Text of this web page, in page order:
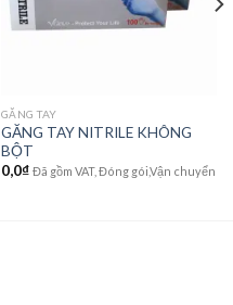
GĂNG TAY
GĂNG TAY NITRILE KHÔNG
BỘT
0,0₫ Đã gồm VAT, Đóng gói,Vận chuyển